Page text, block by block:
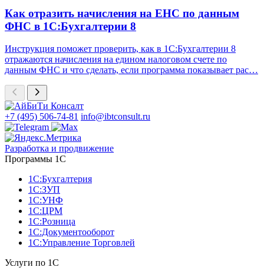
Как отразить начисления на ЕНС по данным
ФНС в 1С:Бухгалтерии 8
Инструкция поможет проверить, как в 1С:Бухгалтерии 8
отражаются начисления на едином налоговом счете по
данным ФНС и что сделать, если программа показывает рас…
+7 (495) 506-74-81 info@ibtconsult.ru
Разработка и продвижение
Программы 1С
1С:Бухгалтерия
1С:ЗУП
1С:УНФ
1С:ЦРМ
1С:Розница
1С:Документооборот
1С:Управление Торговлей
Услуги по 1С